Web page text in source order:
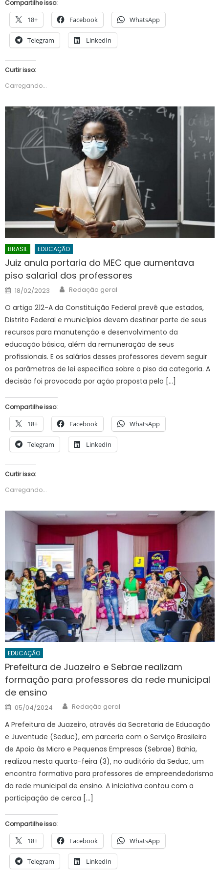
Compartilhe isso:
18+ Facebook WhatsApp
Telegram LinkedIn
Curtir isso:
Carregando...
BRASIL EDUCAÇÃO
Juiz anula portaria do MEC que aumentava
piso salarial dos professores
Posted
on
18/02/2023 Author
Redação geral
O artigo 212-A da Constituição Federal prevê que estados,
Distrito Federal e municípios devem destinar parte de seus
recursos para manutenção e desenvolvimento da
educação básica, além da remuneração de seus
profissionais. E os salários desses professores devem seguir
os parâmetros de lei específica sobre o piso da categoria. A
decisão foi provocada por ação proposta pelo […]
Compartilhe isso:
18+ Facebook WhatsApp
Telegram LinkedIn
Curtir isso:
Carregando...
EDUCAÇÃO
Prefeitura de Juazeiro e Sebrae realizam
formação para professores da rede municipal
de ensino
Posted
on
05/04/2024 Author
Redação geral
A Prefeitura de Juazeiro, através da Secretaria de Educação
e Juventude (Seduc), em parceria com o Serviço Brasileiro
de Apoio às Micro e Pequenas Empresas (Sebrae) Bahia,
realizou nesta quarta-feira (3), no auditório da Seduc, um
encontro formativo para professores de empreendedorismo
da rede municipal de ensino. A iniciativa contou com a
participação de cerca […]
Compartilhe isso:
18+ Facebook WhatsApp
Telegram LinkedIn